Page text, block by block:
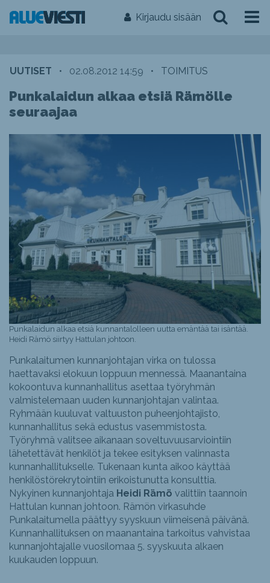
Kirjaudu sisään
UUTISET • 02.08.2012 14:59 • TOIMITUS
Punkalaidun alkaa etsiä Rämölle
seuraajaa
Punkalaidun alkaa etsiä kunnantalolleen uutta emäntää tai isäntää.
Heidi Rämö siirtyy Hattulan johtoon.
Punkalaitumen kunnanjohtajan virka on tulossa
haettavaksi elokuun loppuun mennessä. Maanantaina
kokoontuva kunnanhallitus asettaa työryhmän
valmistelemaan uuden kunnanjohtajan valintaa.
Ryhmään kuuluvat valtuuston puheenjohtajisto,
kunnanhallitus sekä edustus vasemmistosta.
Työryhmä valitsee aikanaan soveltuvuusarviointiin
lähetettävät henkilöt ja tekee esityksen valinnasta
kunnanhallitukselle. Tukenaan kunta aikoo käyttää
henkilöstörekrytointiin erikoistunutta konsulttia.
Nykyinen kunnanjohtaja Heidi Rämö valittiin taannoin
Hattulan kunnan johtoon. Rämön virkasuhde
Punkalaitumella päättyy syyskuun viimeisenä päivänä.
Kunnanhallituksen on maanantaina tarkoitus vahvistaa
kunnanjohtajalle vuosilomaa 5. syyskuuta alkaen
kuukauden loppuun.